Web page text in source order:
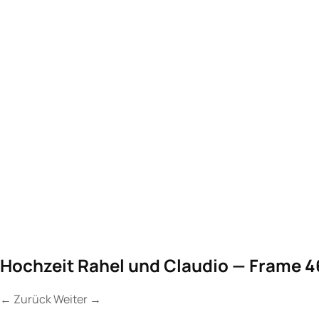
Hochzeit Rahel und Claudio — Frame
← ZurückWeiter →